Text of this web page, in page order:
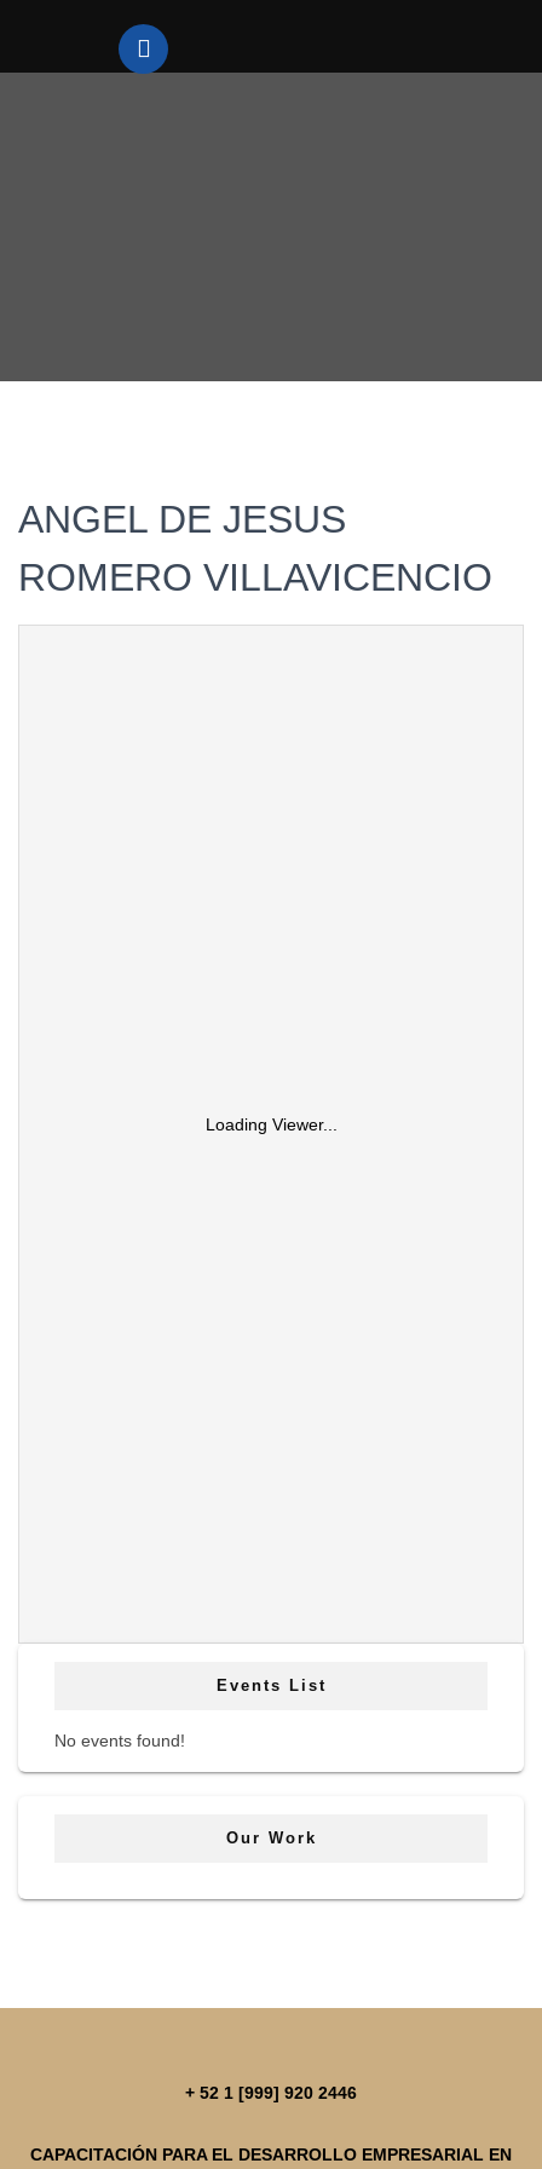
ANGEL DE JESUS
ROMERO VILLAVICENCIO
Loading Viewer...
Events List
No events found!
Our Work
+ 52 1 [999] 920 2446
CAPACITACIÓN PARA EL DESARROLLO EMPRESARIAL EN